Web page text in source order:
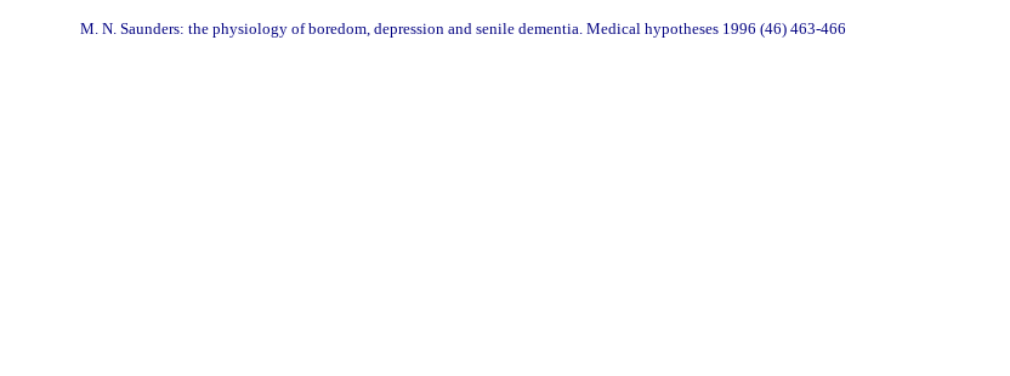
M. N. Saunders: the physiology of boredom, depression and senile dementia. Medical hypotheses 1996 (46) 463-466